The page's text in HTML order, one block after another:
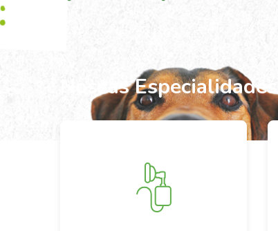
Nossas Especialidades